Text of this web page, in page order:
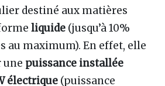
destiné aux matières
liquide (jusqu’à 10%
au maximum). En effet, elle
une puissance installée
électrique (puissance